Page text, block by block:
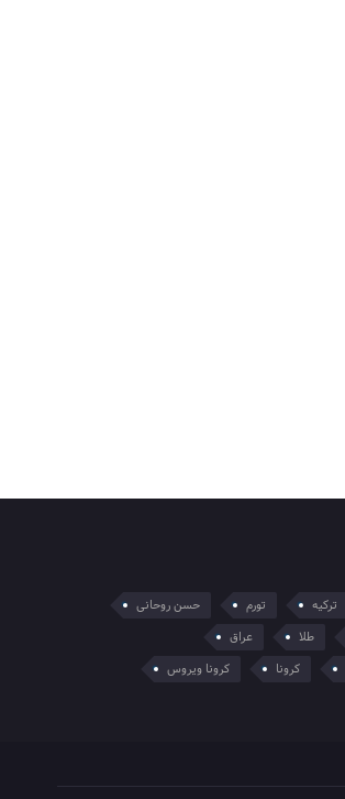
ترکیه تورم
حسن روحانی
طلا
عراق
کرونا
کرونا ویروس